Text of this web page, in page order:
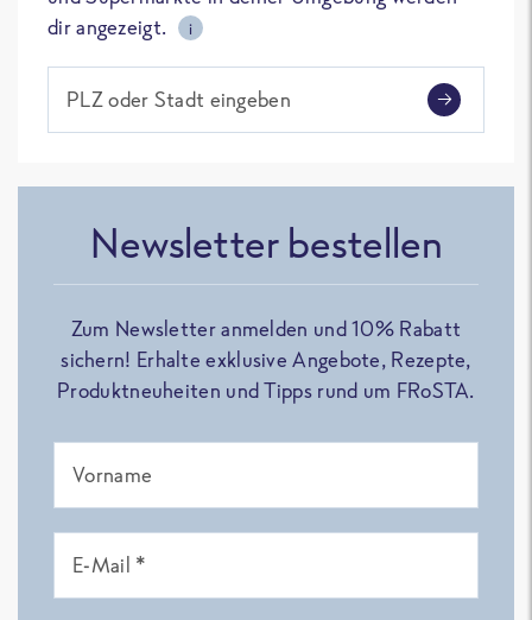
dir angezeigt.
i
PLZ oder Stadt eingeben
Newsletter bestellen
Zum Newsletter anmelden und 10% Rabatt
sichern! Erhalte exklusive Angebote, Rezepte,
Produktneuheiten und Tipps rund um FRoSTA.
Vorname
E-Mail *